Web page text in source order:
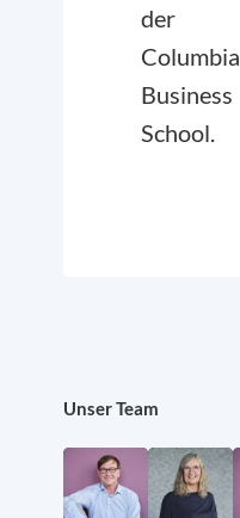
der
Columbia
Business
School.
Unser Team